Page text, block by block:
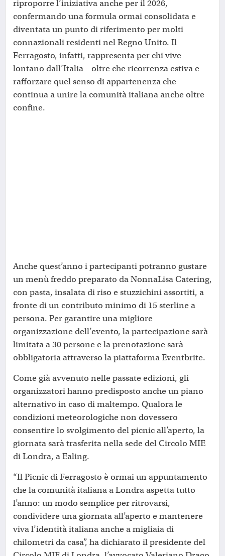
riproporre l’iniziativa anche per il 2026,
confermando una formula ormai consolidata e
diventata un punto di riferimento per molti
connazionali residenti nel Regno Unito. Il
Ferragosto, infatti, rappresenta per chi vive
lontano dall’Italia – oltre che ricorrenza estiva e
rafforzare quel senso di appartenenza che
continua a unire la comunità italiana anche oltre
confine.
Anche quest’anno i partecipanti potranno gustare
un menù freddo preparato da NonnaLisa Catering,
con pasta, insalata di riso e stuzzichini assortiti, a
fronte di un contributo minimo di 15 sterline a
persona. Per garantire una migliore
organizzazione dell’evento, la partecipazione sarà
limitata a 30 persone e la prenotazione sarà
obbligatoria attraverso la piattaforma Eventbrite.
Come già avvenuto nelle passate edizioni, gli
organizzatori hanno predisposto anche un piano
alternativo in caso di maltempo. Qualora le
condizioni meteorologiche non dovessero
consentire lo svolgimento del picnic all’aperto, la
giornata sarà trasferita nella sede del Circolo MIE
di Londra, a Ealing.
“Il Picnic di Ferragosto è ormai un appuntamento
che la comunità italiana a Londra aspetta tutto
l’anno: un modo semplice per ritrovarsi,
condividere una giornata all’aperto e mantenere
viva l’identità italiana anche a migliaia di
chilometri da casa”, ha dichiarato il presidente del